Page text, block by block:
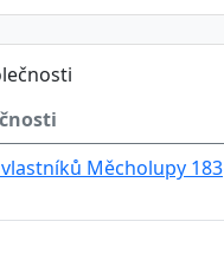
Měcholupy 183